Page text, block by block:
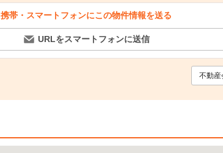
携帯・スマートフォンにこの物件情報を送る
URLをスマートフォンに送信
不動産